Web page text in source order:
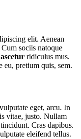
elit. Aenean
Cum sociis natoque
ridiculus mus.
eu, pretium quis, sem.
eget, arcu. In
vitae, justo. Nullam
Cras dapibus.
eleifend tellus.